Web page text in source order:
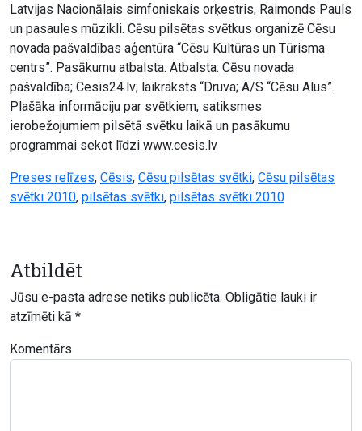
Latvijas Nacionālais simfoniskais orķestris, Raimonds Pauls
un pasaules mūzikli. Cēsu pilsētas svētkus organizē Cēsu
novada pašvaldības aģentūra “Cēsu Kultūras un Tūrisma
centrs”. Pasākumu atbalsta: Atbalsta: Cēsu novada
pašvaldība; Cesis24.lv; laikraksts “Druva; A/S “Cēsu Alus”.
Plašāka informāciju par svētkiem, satiksmes
ierobežojumiem pilsētā svētku laikā un pasākumu
programmai sekot līdzi www.cesis.lv
Preses relīzes, Cēsis, Cēsu pilsētas svētki, Cēsu pilsētas
svētki 2010, pilsētas svētki, pilsētas svētki 2010
Atbildēt
Jūsu e-pasta adrese netiks publicēta. Obligātie lauki ir
atzīmēti kā *
Komentārs